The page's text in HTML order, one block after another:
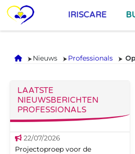
IRISCARE
Onthaal
Nieuws Professionals
LAATSTE
NIEUWSBERICHTEN
PROFESSIONALS
22/07/2026
Projectoproep voor de